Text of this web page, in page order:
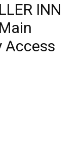
INN
Access